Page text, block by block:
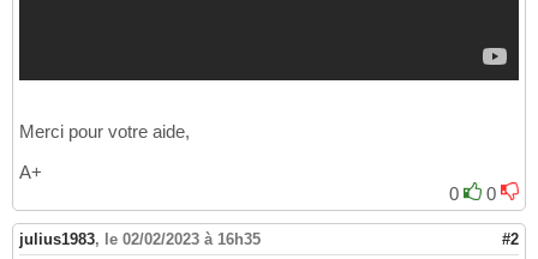
Merci pour votre aide,
A+
0
0
julius1983, le 02/02/2023 à 16h35 #2